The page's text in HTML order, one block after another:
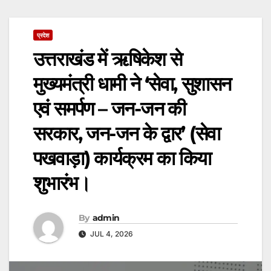
प्रदेश
उत्तराखंड में ऋषिकेश से
मुख्यमंत्री धामी ने ‘सेवा, सुशासन
एवं समर्पण – जन-जन की
सरकार, जन-जन के द्वार’ (सेवा
पखवाड़ा) कार्यक्रम का किया
शुभारंभ।
By admin
JUL 4, 2026